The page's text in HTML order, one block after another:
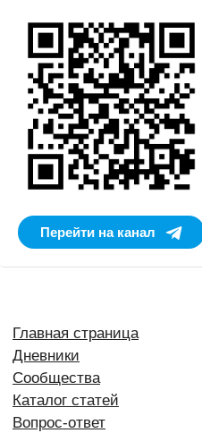
Перейти на канал
Главная страница
Дневники
Сообщества
Каталог статей
Вопрос-ответ